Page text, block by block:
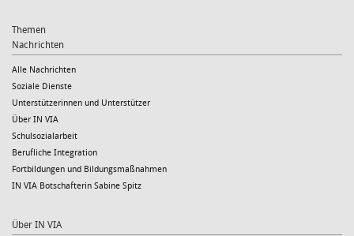
Themen
Nachrichten
Alle Nachrichten
Soziale Dienste
Unterstützerinnen und Unterstützer
Über IN VIA
Schulsozialarbeit
Berufliche Integration
Fortbildungen und Bildungsmaßnahmen
IN VIA Botschafterin Sabine Spitz
Über IN VIA